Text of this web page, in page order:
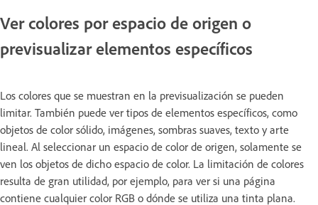
Ver colores por espacio de origen o
previsualizar elementos específicos
Los colores que se muestran en la previsualización se pueden
limitar. También puede ver tipos de elementos específicos, como
objetos de color sólido, imágenes, sombras suaves, texto y arte
lineal. Al seleccionar un espacio de color de origen, solamente se
ven los objetos de dicho espacio de color. La limitación de colores
resulta de gran utilidad, por ejemplo, para ver si una página
contiene cualquier color RGB o dónde se utiliza una tinta plana.